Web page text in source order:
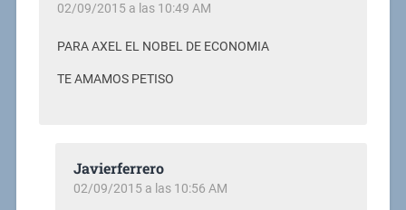
02/09/2015 a las 10:49 AM
PARA AXEL EL NOBEL DE ECONOMIA
TE AMAMOS PETISO
Javierferrero
02/09/2015 a las 10:56 AM